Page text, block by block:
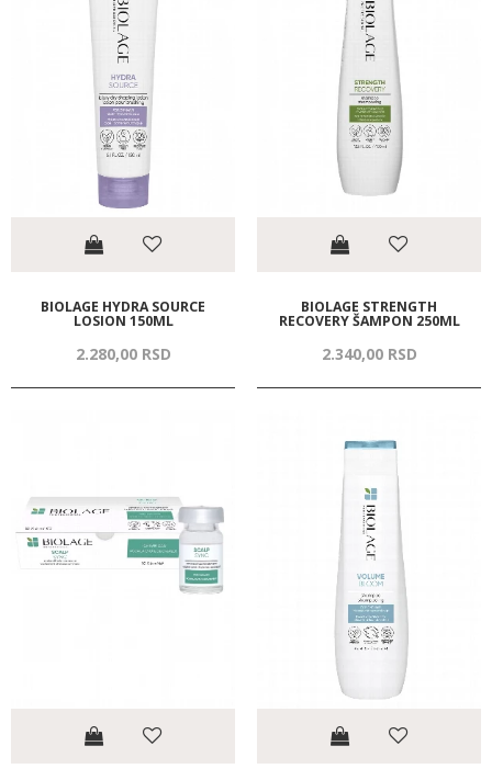
BIOLAGE HYDRA SOURCE
LOSION 150ML
2.280,00 RSD
BIOLAGE STRENGTH
RECOVERY ŠAMPON 250ML
2.340,00 RSD